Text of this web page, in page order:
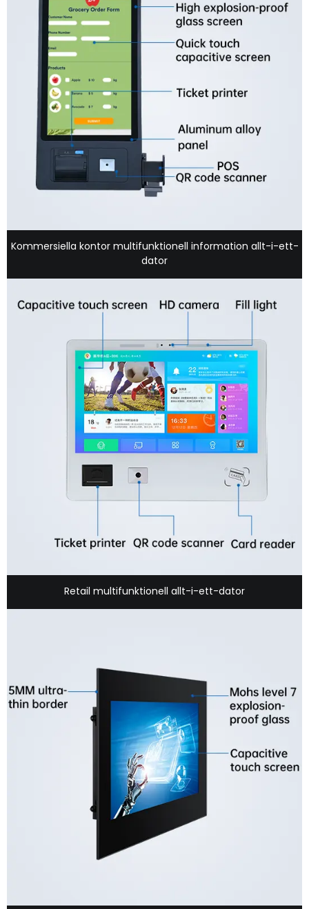
Kommersiella kontor multifunktionell information allt-i-ett-
dator
Retail multifunktionell allt-i-ett-dator